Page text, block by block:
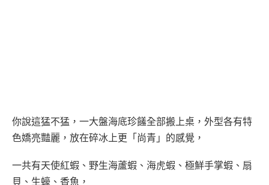
你說這猛不猛，一大盤海底珍饈全部搬上桌，外型各有特
色嬌亮豔麗，放在碎冰上更「尚青」的感覺，
一共有天使紅蝦、野生海蘆蝦、海虎蝦、極鮮手掌蝦、扇
貝、生蠔、香魚，